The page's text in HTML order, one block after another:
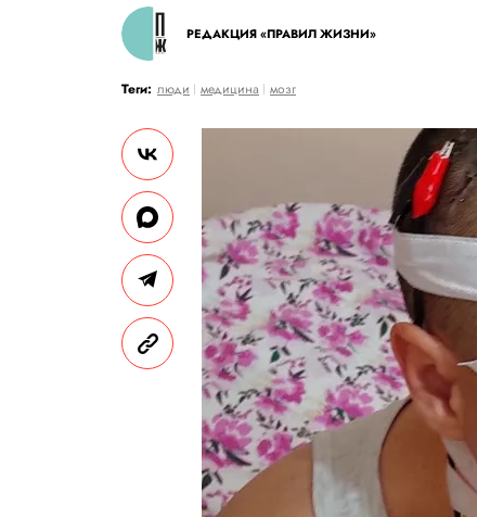
РЕДАКЦИЯ «ПРАВИЛ ЖИЗНИ»
Теги: люди медицина мозг